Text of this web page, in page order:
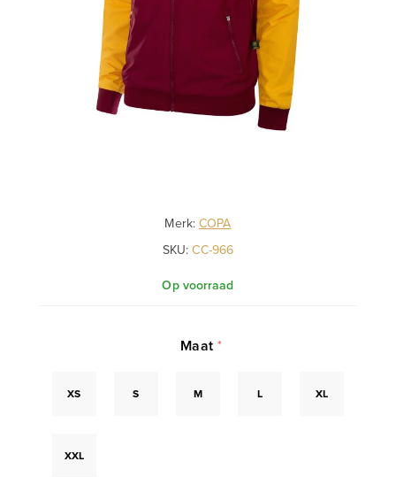
Merk:COPA
SKU: CC-966
Op voorraad
Maat*
XS S M L XL
XXL